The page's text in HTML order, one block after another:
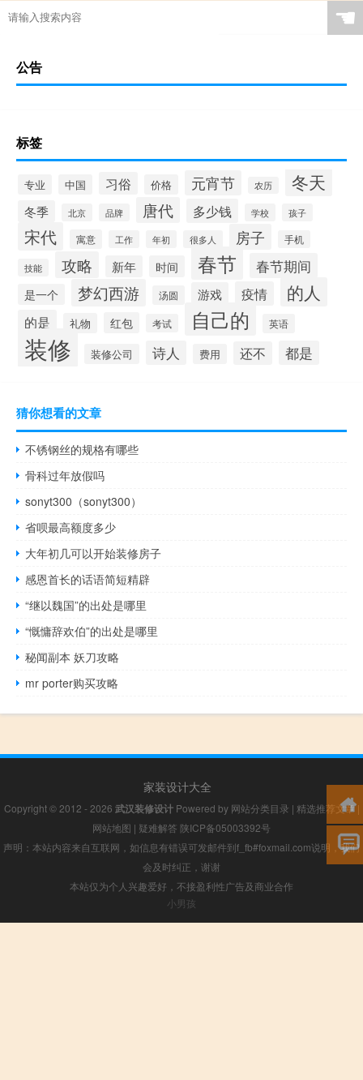
☚
公告
标签
专业 中国 习俗 价格 元宵节 农历 冬天
冬季 北京 品牌 唐代 多少钱 学校 孩子
宋代 寓意 工作 年初 很多人 房子 手机
技能 攻略 新年 时间 春节 春节期间
是一个 梦幻西游 汤圆 游戏 疫情 的人
的是 礼物 红包 考试 自己的 英语
装修 装修公司 诗人 费用 还不 都是
猜你想看的文章
不锈钢丝的规格有哪些
骨科过年放假吗
sonyt300（sonyt300）
省呗最高额度多少
大年初几可以开始装修房子
感恩首长的话语简短精辟
“继以魏国”的出处是哪里
“慨慵辞欢伯”的出处是哪里
秘闻副本 妖刀攻略
mr porter购买攻略
家装设计大全
Copyright © 2012 - 2026 武汉装修设计Powered by 网站分类目录 | 精选推荐文章|
网站地图 | 疑难解答 陕ICP备05003392号
声明：本站内容来自互联网，如信息有错误可发邮件到f_fb#foxmail.com说明，我们
会及时纠正，谢谢
本站仅为个人兴趣爱好，不接盈利性广告及商业合作
小男孩